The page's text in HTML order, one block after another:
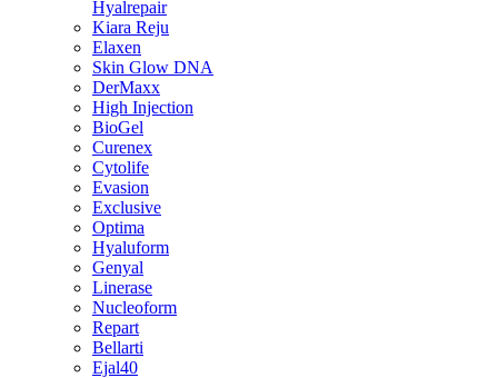
Hyalrepair
Kiara Reju
Elaxen
Skin Glow DNA
DerMaxx
High Injection
BioGel
Curenex
Cytolife
Evasion
Exclusive
Optima
Hyaluform
Genyal
Linerase
Nucleoform
Repart
Bellarti
Ejal40